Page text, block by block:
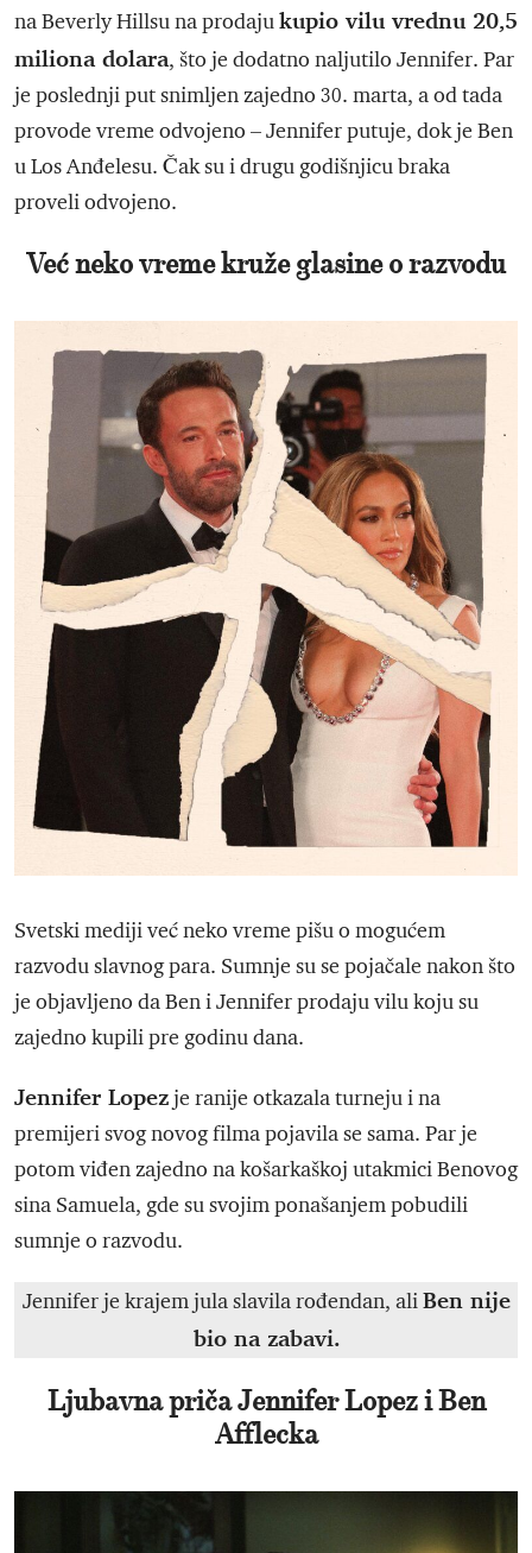
na Beverly Hillsu na prodajukupio vilu vrednu 20,5
miliona dolara, što je dodatno naljutilo Jennifer. Par
je poslednji put snimljen zajedno 30. marta, a od tada
provode vreme odvojeno – Jennifer putuje, dok je Ben
u Los Anđelesu. Čak su i drugu godišnjicu braka
proveli odvojeno.
Već neko vreme kruže glasine o razvodu
Svetski mediji već neko vreme pišu o mogućem
razvodu slavnog para. Sumnje su se pojačale nakon što
je objavljeno da Ben i Jennifer prodaju vilu koju su
zajedno kupili pre godinu dana.
Jennifer Lopezje ranije otkazala turneju i na
premijeri svog novog filma pojavila se sama. Par je
potom viđen zajedno na košarkaškoj utakmici Benovog
sina Samuela, gde su svojim ponašanjem pobudili
sumnje o razvodu.
Jennifer je krajem jula slavila rođendan, aliBen nije
bio na zabavi.
Ljubavna priča Jennifer Lopez i Ben
Afflecka